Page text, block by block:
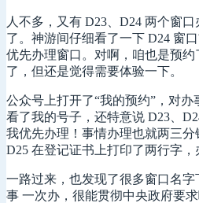
人不多，又有 D23、D24 两个窗
了。神游间仔细看了一下 D24 窗
优先办理窗口。对啊，咱也是预
了，但还是觉得需要体验一下。
公众号上打开了“我的预约”，对
看了我的号子，还特意说 D23、
我优先办理！事情办理也就两三
D25 在登记证书上打印了两行字，
一路过来，也发现了很多窗口名
事 一次办，很能贯彻中央政府要